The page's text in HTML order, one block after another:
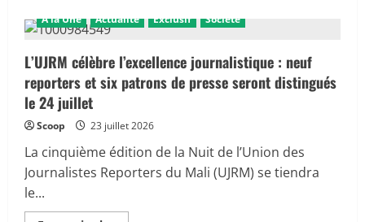
Emploi
l’ONEF
affiche
des
et
ses
priorités
pour
2026
A la Une Actualité Exclusif Société
L’UJRM célèbre l’excellence journalistique : neuf
reporters et six patrons de presse seront distingués
le 24 juillet
Scoop 23 juillet 2026
La cinquième édition de la Nuit de l’Union des
Journalistes Reporters du Mali (UJRM) se tiendra
le...